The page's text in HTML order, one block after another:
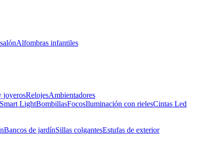
Alfombras infantiles
joyerosRelojesAmbientadores
Smart LightBombillasFocosIluminación con rielesCintas Led
Bancos de jardínSillas colgantesEstufas de exterior